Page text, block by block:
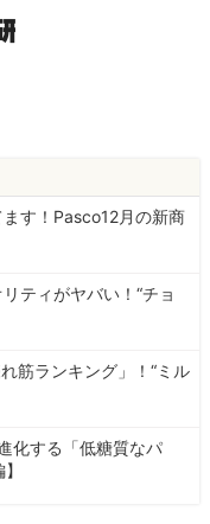
ます！Pasco12月の新商
ティがヤバい！“チョ
筋ランキング」！“ミル
化する「低糖質なパ